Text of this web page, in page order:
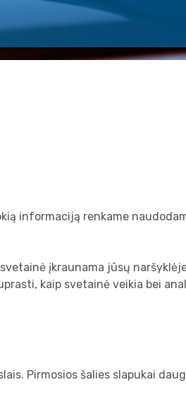
informaciją renkame
įkraunama jūsų
kaip svetainė veikia bei
Pirmosios šalies slapukai